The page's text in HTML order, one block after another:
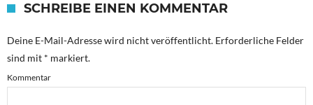
SCHREIBE EINEN KOMMENTAR
Deine E-Mail-Adresse wird nicht veröffentlicht. Erforderliche Felder
sind mit * markiert.
Kommentar